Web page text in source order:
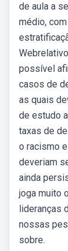
de aula a
médio,
possível
casos de
as quais
de estudo
taxas de
o racismo
deveriam
ainda
joga muito
lideranças
nossas
sobre.